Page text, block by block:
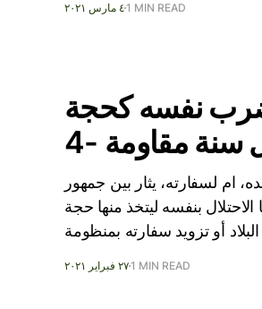
٤ مارس ٢٠٢١1 MIN READ
نفسه كحجة
سنة مقاومة -4
ام لسفارته، يثار بين جمهور
بنفسه ليتخذ منها حجة
أو تزويد سفارته بمنظومة
٢٧ فبراير ٢٠٢١1 MIN READ